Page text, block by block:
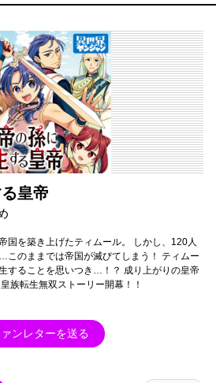
皇帝
国を築き上げたティムール。 しかし、120人
のままでは帝国が滅びてしまう！ ティムー
することを思いつき…！？ 成り上がりの皇帝
族転生無双ストーリー開幕！！
ンレターを送る